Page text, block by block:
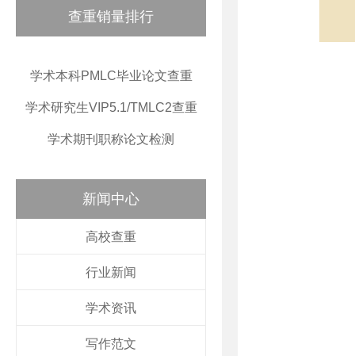
查重销量排行
学术本科PMLC毕业论文查重
学术研究生VIP5.1/TMLC2查重
学术期刊职称论文检测
新闻中心
高校查重
行业新闻
学术资讯
写作范文